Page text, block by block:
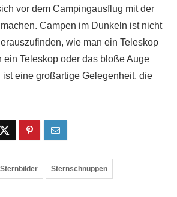
vor dem Campingausflug mit der
Campen im Dunkeln ist nicht
wie man ein Teleskop
ein Teleskop oder das bloße Auge
ist eine großartige Gelegenheit, die
Sternbilder Sternschnuppen